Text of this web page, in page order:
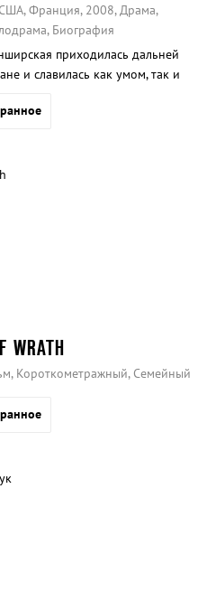
Франция, 2008, Драма,
Биография
приходилась дальней
и славилась как умом, так и
WRATH
Короткометражный, Семейный